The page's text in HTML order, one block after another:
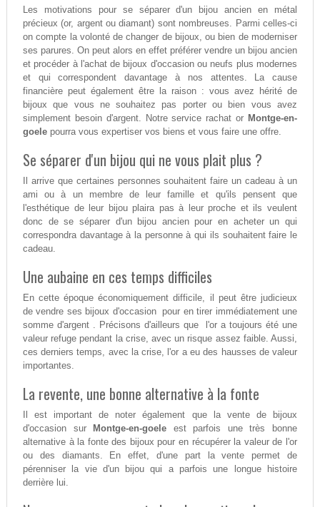
Les motivations pour se séparer d'un bijou ancien en métal
précieux (or, argent ou diamant) sont nombreuses. Parmi celles-ci
on compte la volonté de changer de bijoux, ou bien de moderniser
ses parures. On peut alors en effet préférer vendre un bijou ancien
et procéder à l'achat de bijoux d'occasion ou neufs plus modernes
et qui correspondent davantage à nos attentes. La cause
financière peut également être la raison : vous avez hérité de
bijoux que vous ne souhaitez pas porter ou bien vous avez
simplement besoin d'argent. Notre service rachat or Montge-en-
goelepourra vous expertiser vos biens et vous faire une offre.
Se séparer d'un bijou qui ne vous plait plus ?
Il arrive que certaines personnes souhaitent faire un cadeau à un
ami ou à un membre de leur famille et qu'ils pensent que
l'esthétique de leur bijou plaira pas à leur proche et ils veulent
donc de se séparer d'un bijou ancien pour en acheter un qui
correspondra davantage à la personne à qui ils souhaitent faire le
cadeau.
Une aubaine en ces temps difficiles
En cette époque économiquement difficile, il peut être judicieux
de vendre ses bijoux d'occasion pour en tirer immédiatement une
somme d'argent . Précisons d'ailleurs que l'or a toujours été une
valeur refuge pendant la crise, avec un risque assez faible. Aussi,
ces derniers temps, avec la crise, l'or a eu des hausses de valeur
importantes.
La revente, une bonne alternative à la fonte
Il est important de noter également que la vente de bijoux
d'occasion sur Montge-en-goele est parfois une très bonne
alternative à la fonte des bijoux pour en récupérer la valeur de l'or
ou des diamants. En effet, d'une part la vente permet de
pérenniser la vie d'un bijou qui a parfois une longue histoire
derrière lui.